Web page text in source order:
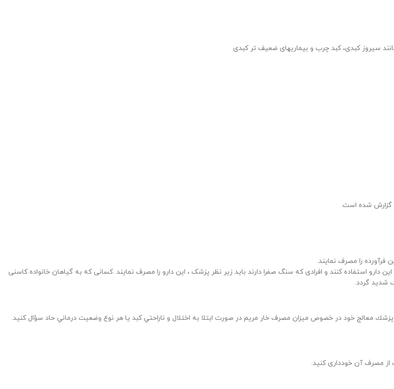
سیروز کبدی، کبد چرب و بیماریهای ضعیف تر کبدی
گزارش شده است.
فرآورده را مصرف نمایند.
دارو استفاده کنند و افرادی که سنگ صفرا دارند باید زیر نظر پزشک ، این دارو را مصرف نمایند .کسانی که به گیاهان خانواده کاسنی
شدید گردد.
پزشك معالج خود در خصوص ميزان مصرف خار مريم در صورت ابتلا به اختلال و ناراحتي كبد يا هر نوع وضعيت درماني حاد سؤال كنيد.
از مصرف آن خودداری کنید.